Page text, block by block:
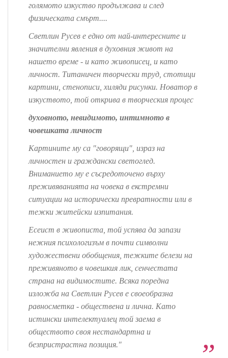
голямото изкуство продължава и след
физическата смърт....
Светлин Русев е едно от най-интересните и
значителни явления в духовния живот на
нашето време - и като живописец, и като
личност. Титаничен творчески труд, стотици
картини, стенописи, хиляди рисунки. Новатор в
изкуството, той открива в творческия процес
духовното, невидимото, интимното в
човешката личност
Картините му са "говорящи", израз на
личностен и граждански светоглед.
Вниманието му е съсредоточено върху
преживяванията на човека в екстремни
ситуации на исторически превратности или в
тежки житейски изпитания.
Есеист в живописта, той успява да запази
нежния психологизъм в почти символни
художествени обобщения, тежките белези на
преживяното в човешкия лик, сенчестата
страна на видимостите. Всяка поредна
изложба на Светлин Русев е своеобразна
равносметка - обществена и лична. Като
истински интелектуалец той заема в
обществото своя нестандартна и
безпристрастна позиция."